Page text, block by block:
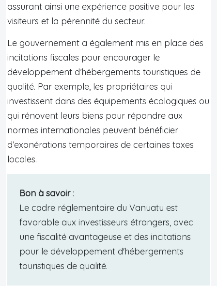
assurant ainsi une expérience positive pour les
visiteurs et la pérennité du secteur.
Le gouvernement a également mis en place des
incitations fiscales pour encourager le
développement d’hébergements touristiques de
qualité. Par exemple, les propriétaires qui
investissent dans des équipements écologiques ou
qui rénovent leurs biens pour répondre aux
normes internationales peuvent bénéficier
d’exonérations temporaires de certaines taxes
locales.
Bon à savoir:
Le cadre réglementaire du Vanuatu est
favorable aux investisseurs étrangers, avec
une fiscalité avantageuse et des incitations
pour le développement d'hébergements
touristiques de qualité.